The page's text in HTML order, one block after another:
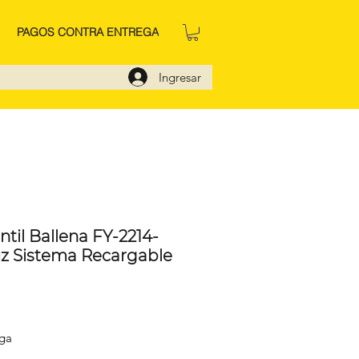
PAGOS CONTRA ENTREGA
Ingresar
Ballena FY-2214-
Sistema Recargable